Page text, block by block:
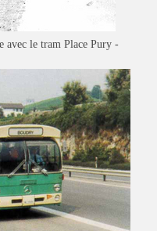
avec le tram Place Pury -